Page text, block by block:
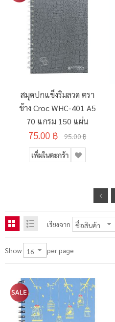
สมุดปกแข็งริมลวด ตรา
ช้าง Croc WHC-401 A5
70 แกรม 150 แผ่น
75.00 ฿ 95.00 ฿
เพิ่มในตะกร้า
เรียงจาก
Show per page